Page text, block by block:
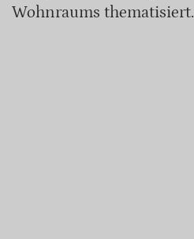
Wohnraums thematisiert.